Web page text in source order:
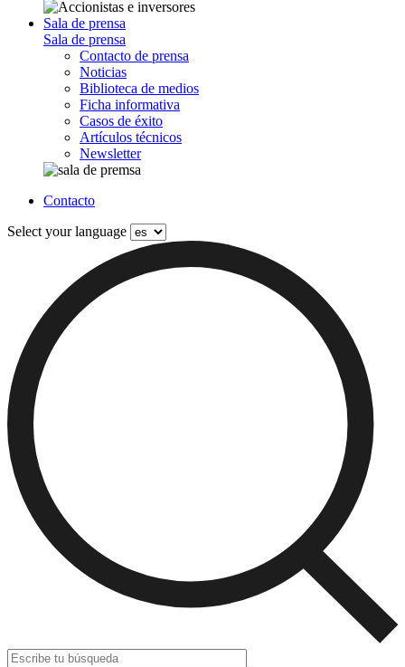
Sala de prensa
Sala de prensa
Contacto de prensa
Noticias
Biblioteca de medios
Ficha informativa
Casos de éxito
Artículos técnicos
Newsletter
Contacto
Select your language